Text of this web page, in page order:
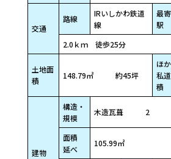
交通
路線
IRいしかわ鉄道
線
最
駅
2.0ｋｍ 徒歩25分
土地面
積
148.79㎡ 約45坪
ほ
私
積
建物
構造・
規模
木造瓦葺 2
面積
延べ
105.99㎡